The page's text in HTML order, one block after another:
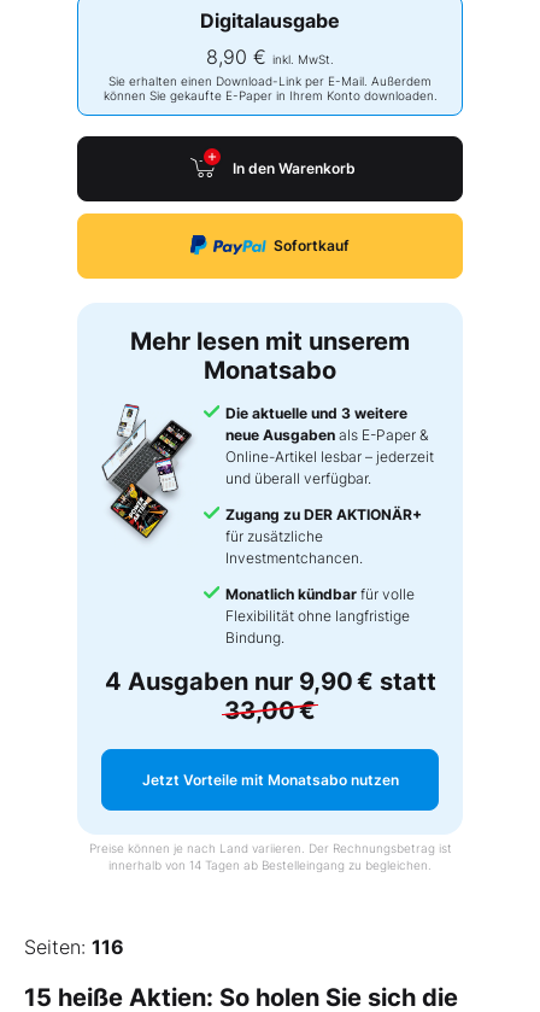
Digitalausgabe
8,90 € inkl. MwSt.
Sie erhalten einen Download-Link per E-Mail. Außerdem
können Sie gekaufte E-Paper in Ihrem Konto downloaden.
In den Warenkorb
Sofortkauf
Mehr lesen mit unserem
Monatsabo
Die aktuelle und 3 weitere
neue Ausgaben als E-Paper &
Online-Artikel lesbar – jederzeit
und überall verfügbar.
Zugang zu DER AKTIONÄR+
für zusätzliche
Investmentchancen.
Monatlich kündbar für volle
Flexibilität ohne langfristige
Bindung.
4 Ausgaben nur 9,90 € statt
33,00 €
Jetzt Vorteile mit Monatsabo nutzen
Preise können je nach Land variieren. Der Rechnungsbetrag ist
innerhalb von 14 Tagen ab Bestelleingang zu begleichen.
Seiten: 116
15 heiße Aktien: So holen Sie sich die